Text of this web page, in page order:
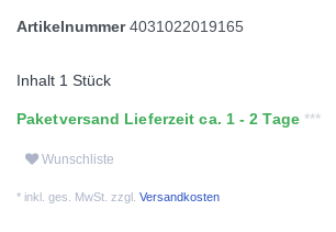
Artikelnummer4031022019165
Inhalt 1 Stück
Paketversand Lieferzeit ca. 1 - 2 Tage
Wunschliste
* inkl. ges. MwSt. zzgl. Versandkosten